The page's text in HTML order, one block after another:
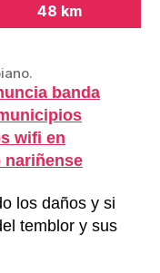
48 km
banda
wifi en
nariñense
los daños y si
temblor y sus